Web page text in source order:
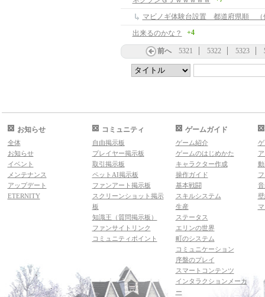
マビノギ体験台設置 都道府県順 （
出来るのかな？
+4
前へ 5321 5322 5323
お知らせ
全体
お知らせ
イベント
メンテナンス
アップデート
ETERNITY
コミュニティ
自由掲示板
プレイヤー掲示板
取引掲示板
ペットAI掲示板
ファンアート掲示板
スクリーンショット掲示
板
知識王（質問掲示板）
ファンサイトリンク
コミュニティポイント
ゲームガイド
ゲーム紹介
ゲームのはじめかた
キャラクター作成
操作ガイド
基本戦闘
スキルシステム
生産
ステータス
エリンの世界
町のシステム
コミュニケーション
序盤のプレイ
スマートコンテンツ
インタラクションメーカ
ー